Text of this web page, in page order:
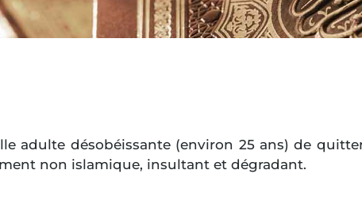
adulte désobéissante (environ 25 ans) de
non islamique, insultant et dégradant.